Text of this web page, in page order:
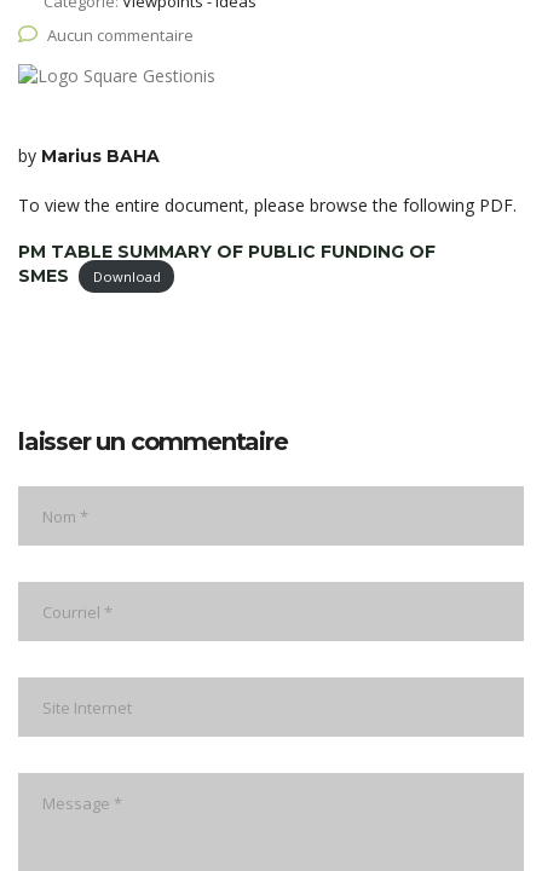
Aucun commentaire
by Marius BAHA
To view the entire document, please browse the following PDF.
PM TABLE SUMMARY OF PUBLIC FUNDING OF
SMES
Download
laisser un commentaire